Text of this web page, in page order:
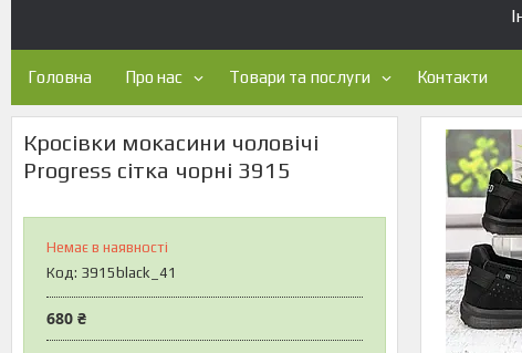
Головна Про нас Товари та послуги Контакти
Кросівки мокасини чоловічі
Progress сітка чорні 3915
Немає в наявності
Код: 3915black_41
680 ₴